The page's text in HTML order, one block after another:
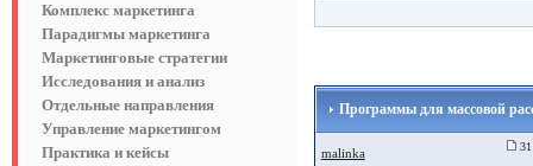
Комплекс маркетинга
Парадигмы маркетинга
Маркетинговые стратегии
Исследования и анализ
Отдельные направления
Управление маркетингом
Практика и кейсы
Программы для массовой
malinka 31